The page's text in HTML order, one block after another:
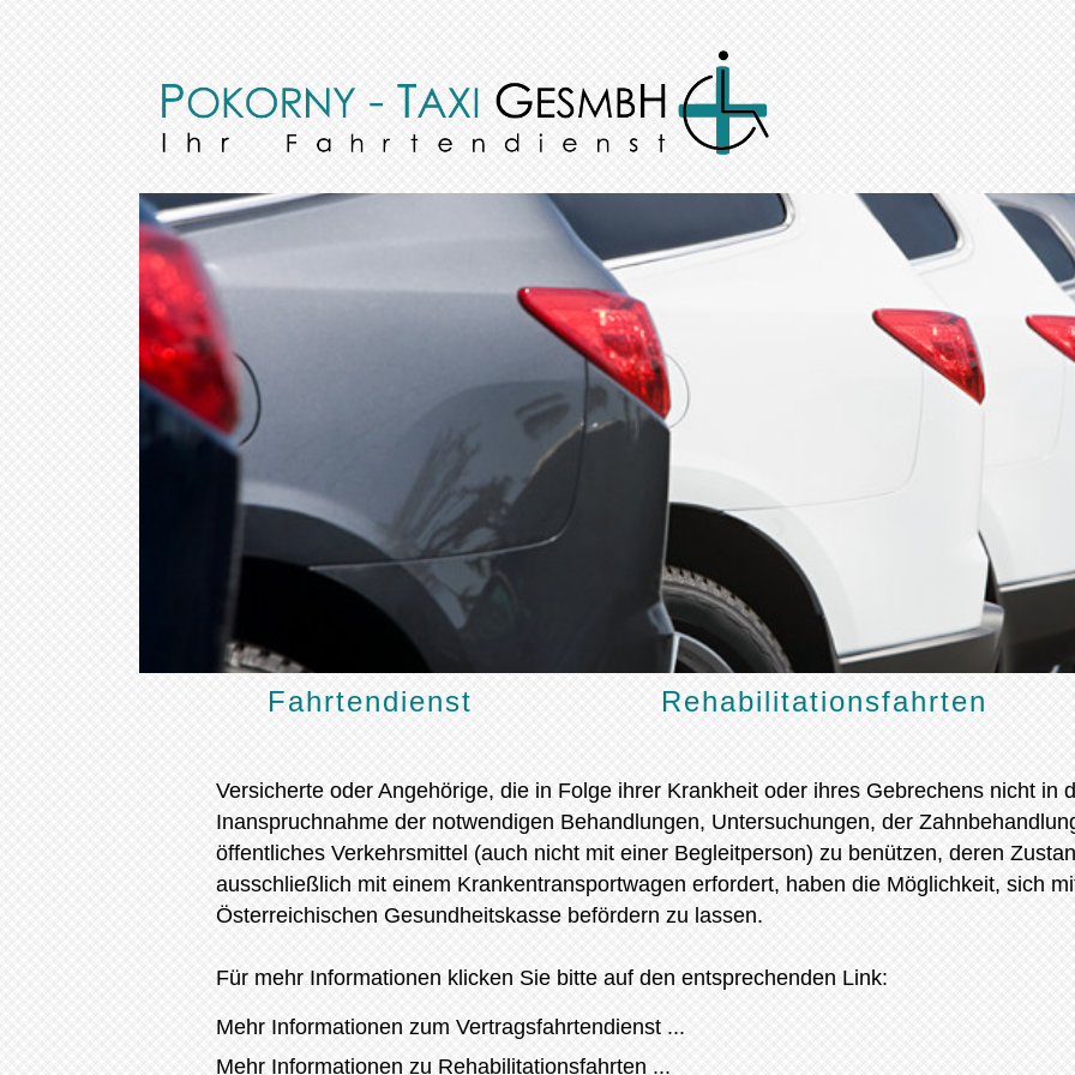
Fahrtendienst Rehabilitationsfahrten
Versicherte oder Angehörige, die in Folge ihrer Krankheit oder ihres Gebrechens nicht in
Inanspruchnahme der notwendigen Behandlungen, Untersuchungen, der
öffentliches Verkehrsmittel (auch nicht mit einer Begleitperson) zu benützen, deren
ausschließlich mit einem Krankentransportwagen erfordert, haben die Möglichkeit, sich
Österreichischen Gesundheitskasse befördern zu lassen.
Für mehr Informationen klicken Sie bitte auf den entsprechenden Link:
Mehr Informationen zum Vertragsfahrtendienst ...
Mehr Informationen zu Rehabilitationsfahrten ...